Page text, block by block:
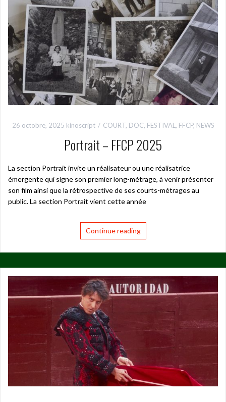
26 octobre, 2025 kinoscript COURT, DOC, FESTIVAL , FFCP, NEWS
Portrait – FFCP 2025
La section Portrait invite un réalisateur ou une réalisatrice
émergente qui signe son premier long-métrage, à venir présenter
son film ainsi que la rétrospective de ses courts-métrages au
public. La section Portrait vient cette année
Continue reading